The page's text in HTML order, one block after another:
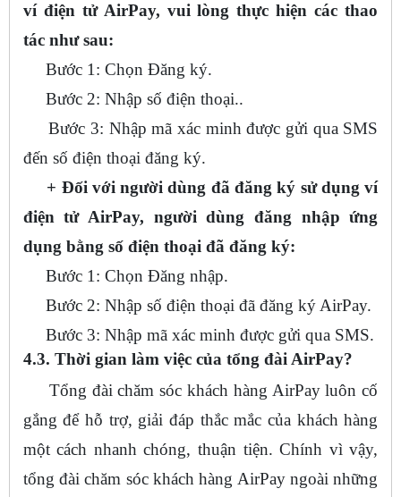
ví điện tử AirPay, vui lòng thực hiện các thao
tác như sau:
Bước 1: Chọn Đăng ký.
Bước 2: Nhập số điện thoại..
Bước 3: Nhập mã xác minh được gửi qua SMS
đến số điện thoại đăng ký.
+ Đối với người dùng đã đăng ký sử dụng ví
điện tử AirPay, người dùng đăng nhập ứng
dụng bằng số điện thoại đã đăng ký:
Bước 1: Chọn Đăng nhập.
Bước 2: Nhập số điện thoại đã đăng ký AirPay.
Bước 3: Nhập mã xác minh được gửi qua SMS.
4.3. Thời gian làm việc của tổng đài AirPay?
Tổng đài chăm sóc khách hàng AirPay luôn cố
gắng để hỗ trợ, giải đáp thắc mắc của khách hàng
một cách nhanh chóng, thuận tiện. Chính vì vậy,
tổng đài chăm sóc khách hàng AirPay ngoài những